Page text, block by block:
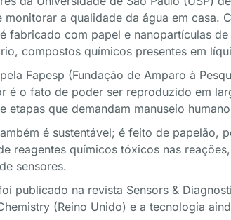
monitorar a qualidade da água em casa.
fabricado com papel e nanopartículas
compostos químicos presentes em
Fapesp (Fundação de Amparo à
é o fato de poder ser reproduzido em
etapas que demandam manuseio
é sustentável; é feito de papelão,
reagentes químicos tóxicos nas
sensores.
publicado na revista Sensors &
(Reino Unido) e a tecnologia